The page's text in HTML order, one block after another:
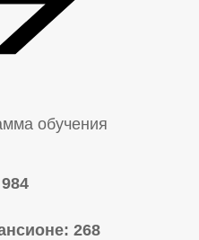
обучения
268